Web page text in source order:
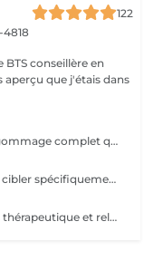
122
4818
BTS conseillère en
aperçu que j'étais dans
Ce rituel débute par l'application d'un gommage complet qui exfolie délicatement l'ensemble du corps. En éliminant les cellules mortes, la peau retrouve toute sa douceur, sa luminosité et sa capacité à mieux absorber les soins nourrissants. Les bénéfices : Peau douce et soyeuse Renouvellement cellulaire stimulé Hydratation renforcée grâce à une meilleure pénétration des produits Hâle plus uniforme et durable Un rituel simple mais essentiel, qui prépare le corps à rayonner de beauté et à profiter pleinement des soins suivants.
Idéal pour celles et ceux qui souhaitent cibler spécifiquement la zone du dos, ce massage combine gestes enveloppants et pressions profondes afin de relâcher les tensions musculaires et d'apaiser le corps. Les techniques de décontraction musculaire et d'étirements offrent un double bénéfice : Soulagement des tensions accumulées Muscles assouplis et détendus Circulation stimulée Esprit apaisé et relâché Un rituel court mais intense, qui offre une véritable sensation de légèreté et de bien-être global.
Le massage suédois est un soin à la fois thérapeutique et relaxant. Grâce à des manuvres variées effleurages, pressions, pétrissages et étirements il agit en profondeur sur les muscles et le système nerveux. Réalisé avec des huiles naturelles, il apaise les douleurs musculaires, stimule la circulation et procure une sensation de récupération et de bien-être. Les bénéfices : Soulagement des tensions et douleurs musculaires Amélioration de la circulation sanguine Renforcement du tonus musculaire Relaxation physique et mentale Un massage idéal pour les personnes actives, les sportifs ou toute personne recherchant un soin à la fois revitalisant et relaxant.